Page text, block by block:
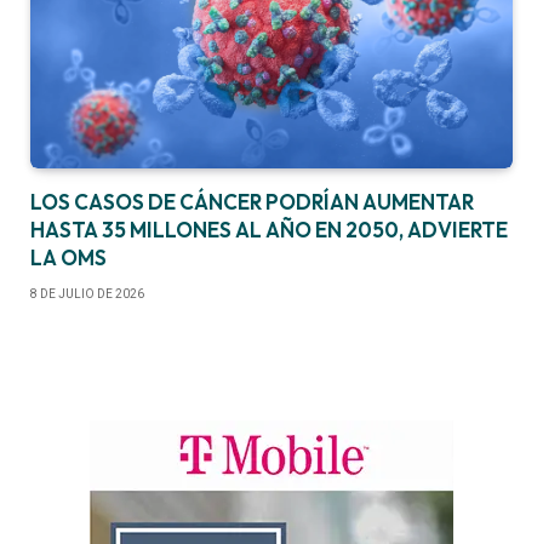
LOS CASOS DE CÁNCER PODRÍAN AUMENTAR
HASTA 35 MILLONES AL AÑO EN 2050, ADVIERTE
LA OMS
8 DE JULIO DE 2026